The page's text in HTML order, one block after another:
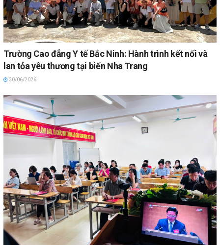
Trường Cao đẳng Y tế Bắc Ninh: Hành trình kết nối và
lan tỏa yêu thương tại biển Nha Trang
30/06/2026